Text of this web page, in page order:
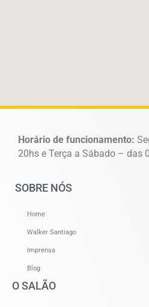
Horário de funcionamento:
20hs e Terça a Sábado – das
SOBRE NÓS
Home
Walker Santiago
Imprensa
Blog
O SALÃO